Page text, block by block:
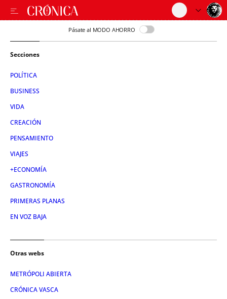
Pásate al MODO AHORRO
Secciones
POLÍTICA
BUSINESS
VIDA
CREACIÓN
PENSAMIENTO
VIAJES
+ECONOMÍA
GASTRONOMÍA
PRIMERAS PLANAS
EN VOZ BAJA
Otras webs
METRÓPOLI ABIERTA
CRÓNICA VASCA